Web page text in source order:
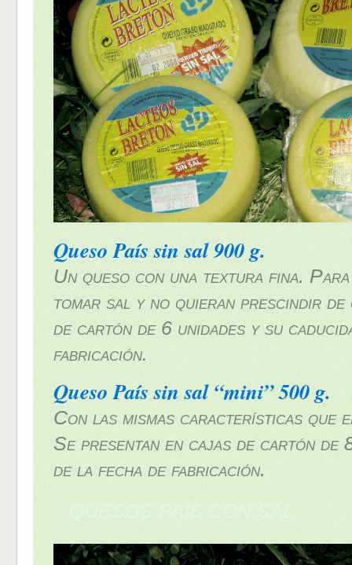
Queso País sin sal 900 g.
Un queso con una textura fina.
tomar sal y no quieran prescindir
de cartón de 6 unidades y su
fabricación.
Queso País sin sal “mini” 500 g.
Con las mismas características que
Se presentan en cajas de cartón de
de la fecha de fabricación.